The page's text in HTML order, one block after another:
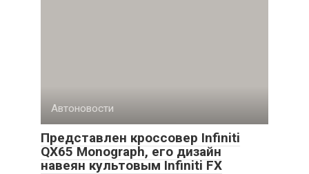
Автоновости
Представлен кроссовер Infiniti
QX65 Monograph, его дизайн
навеян культовым Infiniti FX